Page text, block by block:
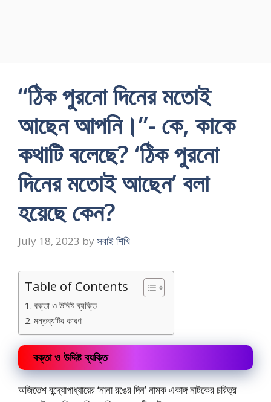
“ঠিক পুরনো দিনের মতোই
আছেন আপনি।”- কে, কাকে
কথাটি বলেছে? ‘ঠিক পুরনো
দিনের মতোই আছেন’ বলা
হয়েছে কেন?
July 18, 2023 by সবাই শিখি
Table of Contents
বক্তা ও উদ্দিষ্ট ব্যক্তি
মন্তব্যটির কারণ
বক্তা ও উদ্দিষ্ট ব্যক্তি
অজিতেশ বন্দ্যোপাধ্যায়ের ‘নানা রঙের দিন’ নামক একাঙ্গ নাটকের চরিত্র